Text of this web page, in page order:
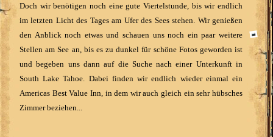
Doch wir benötigen noch eine gute Viertelstunde, bis wir endlich
im letzten Licht des Tages am Ufer des Sees stehen. Wir genießen
den Anblick noch etwas und schauen uns noch ein paar weitere
Stellen am See an, bis es zu dunkel für schöne Fotos geworden ist
und begeben uns dann auf die Suche nach einer Unterkunft in
South Lake Tahoe. Dabei finden wir endlich wieder einmal ein
Americas Best Value Inn, in dem wir auch gleich ein sehr hübsches
Zimmer beziehen...